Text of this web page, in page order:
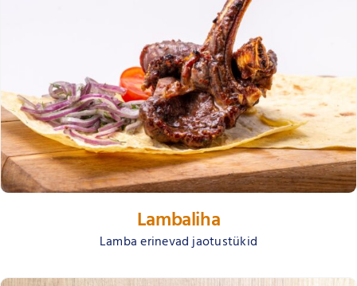
Lambaliha
Lamba erinevad jaotustükid